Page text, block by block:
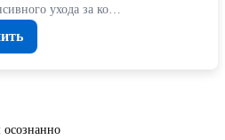
ухода за ко…
осознанно